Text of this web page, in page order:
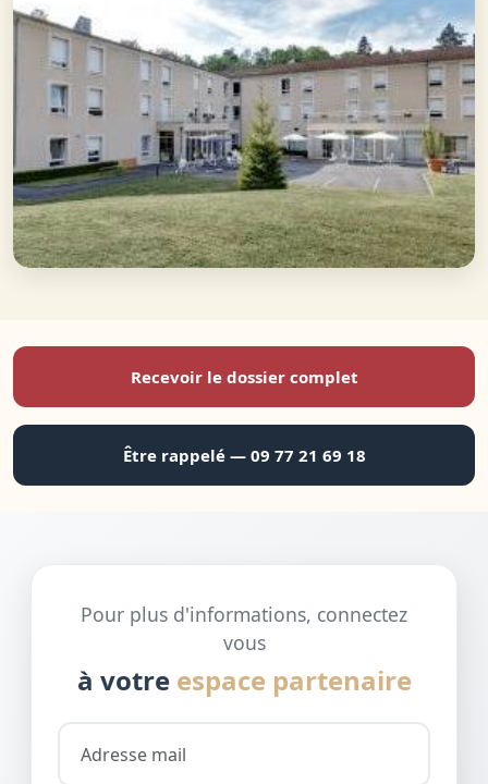
Recevoir le dossier complet
Être rappelé — 09 77 21 69 18
Pour plus d'informations, connectez
vous
à votre espace partenaire